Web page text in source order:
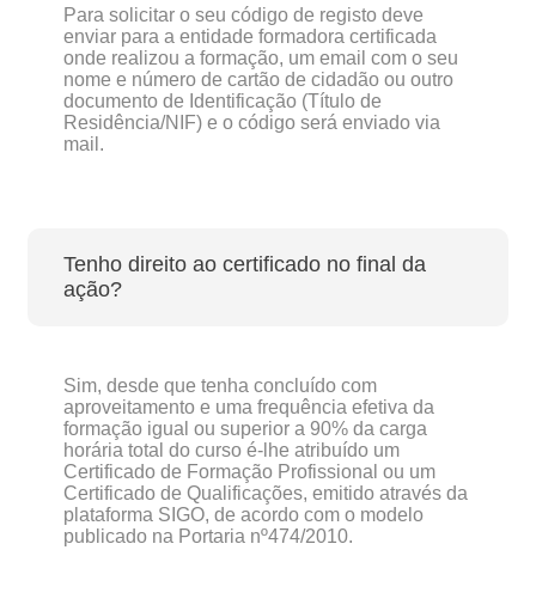
Para solicitar o seu código de registo deve
enviar para a entidade formadora certificada
onde realizou a formação, um email com o seu
nome e número de cartão de cidadão ou outro
documento de Identificação (Título de
Residência/NIF) e o código será enviado via
mail.
Tenho direito ao certificado no final da
ação?
Sim, desde que tenha concluído com
aproveitamento e uma frequência efetiva da
formação igual ou superior a 90% da carga
horária total do curso é-lhe atribuído um
Certificado de Formação Profissional ou um
Certificado de Qualificações, emitido através da
plataforma SIGO, de acordo com o modelo
publicado na Portaria nº474/2010.